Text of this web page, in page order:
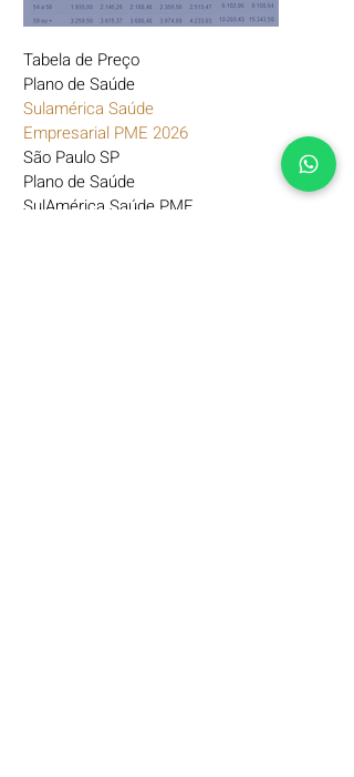
Tabela de Preço
Plano de Saúde
Sulamérica Saúde
Empresarial PME 2026
São Paulo SP
Plano de Saúde
SulAmérica Saúde PME